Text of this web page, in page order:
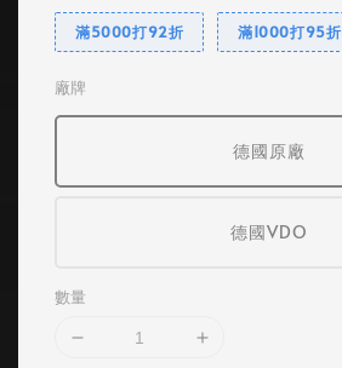
滿5000打92折 滿1000打95折
廠牌
德國原廠
德國VDO
數量